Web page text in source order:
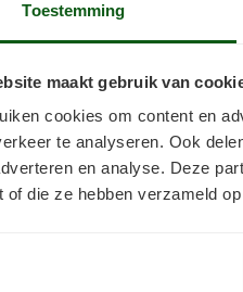
Toestemming
maakt gebruik van
cookies om content en
te analyseren. Ook
en analyse. Deze
of die ze hebben verzameld